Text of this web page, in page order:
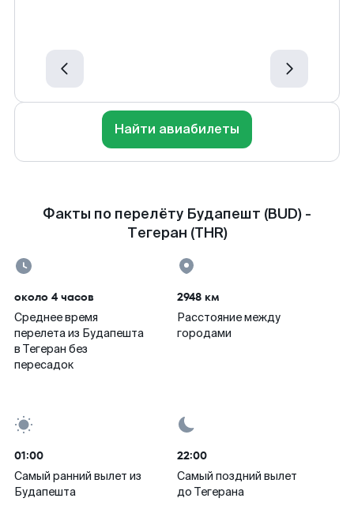
Найти авиабилеты
Факты по перелёту Будапешт (BUD) -
Тегеран (THR)
около 4 часов
Среднее время
перелета из Будапешта
в Тегеран без
пересадок
2948 км
Расстояние между
городами
01:00
Самый ранний вылет из
Будапешта
22:00
Самый поздний вылет
до Тегерана